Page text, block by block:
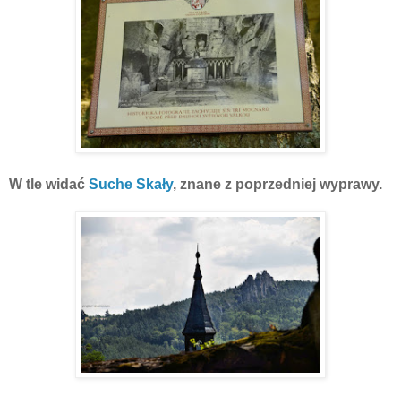
W tle widać Suche Skały, znane z poprzedniej wyprawy.